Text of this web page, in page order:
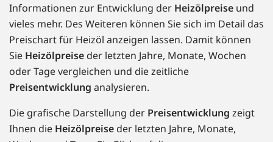
Informationen zur Entwicklung der Heizölpreise und
vieles mehr. Des Weiteren können Sie sich im Detail das
Preischart für Heizöl anzeigen lassen. Damit können
Sie Heizölpreise der letzten Jahre, Monate, Wochen
oder Tage vergleichen und die zeitliche
Preisentwicklung analysieren.
Die grafische Darstellung der Preisentwicklung zeigt
Ihnen die Heizölpreise der letzten Jahre, Monate,